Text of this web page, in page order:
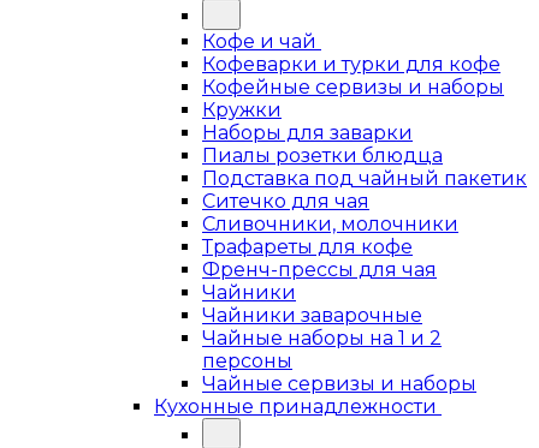
Кофе и чай
Кофеварки и турки для кофе
Кофейные сервизы и наборы
Кружки
Наборы для заварки
Пиалы розетки блюдца
Подставка под чайный пакетик
Ситечко для чая
Сливочники, молочники
Трафареты для кофе
Френч-прессы для чая
Чайники
Чайники заварочные
Чайные наборы на 1 и 2
персоны
Чайные сервизы и наборы
Кухонные принадлежности